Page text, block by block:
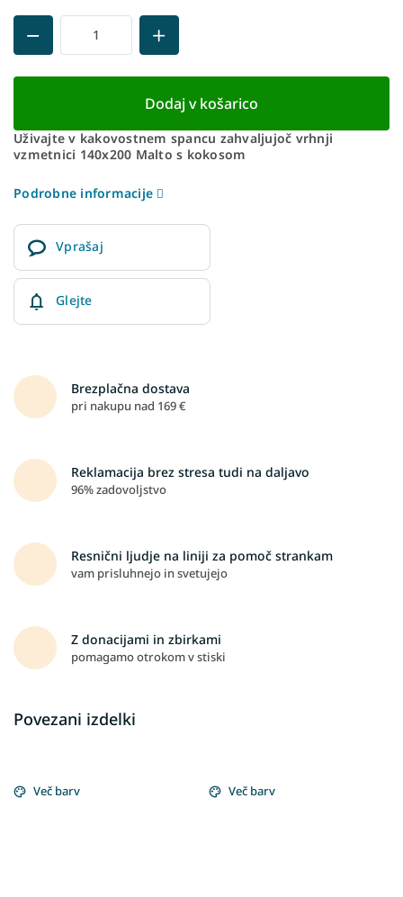
Dodaj v košarico
Uživajte v kakovostnem spancu zahvaljujoč vrhnji
vzmetnici 140x200 Malto s kokosom
Podrobne informacije
Vprašaj
Glejte
Brezplačna dostava
pri nakupu nad 169 €
Reklamacija brez stresa tudi na daljavo
96% zadovoljstvo
Resnični ljudje na liniji za pomoč strankam
vam prisluhnejo in svetujejo
Z donacijami in zbirkami
pomagamo otrokom v stiski
Povezani izdelki
Več barv Več barv